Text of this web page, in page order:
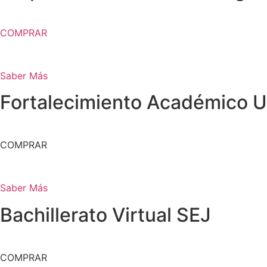
COMPRAR
Saber Más
Fortalecimiento Académico
COMPRAR
Saber Más
Bachillerato Virtual SEJ
COMPRAR